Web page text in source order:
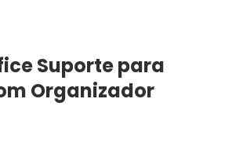
Suporte para
Organizador